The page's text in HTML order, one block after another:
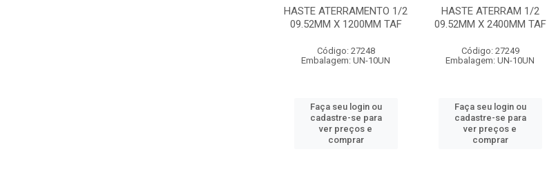
HASTE ATERRAMENTO 1/2
09.52MM X 1200MM TAF
Código: 27248
Embalagem: UN-10UN
Faça seu login ou
cadastre-se para
ver preços e
comprar
HASTE ATERRAM 1/2
09.52MM X 2400MM TAF
Código: 27249
Embalagem: UN-10UN
Faça seu login ou
cadastre-se para
ver preços e
comprar